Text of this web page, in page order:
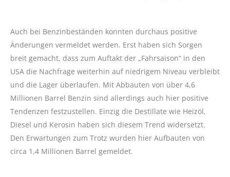
Auch bei Benzinbeständen konnten durchaus positive
Änderungen vermeldet werden. Erst haben sich Sorgen
breit gemacht, dass zum Auftakt der „Fahrsaison“ in den
USA die Nachfrage weiterhin auf niedrigem Niveau verbleibt
und die Lager überlaufen. Mit Abbauten von über 4,6
Millionen Barrel Benzin sind allerdings auch hier positive
Tendenzen festzustellen. Einzig die Destillate wie Heizöl,
Diesel und Kerosin haben sich diesem Trend widersetzt.
Den Erwartungen zum Trotz wurden hier Aufbauten von
circa 1,4 Millionen Barrel gemeldet.